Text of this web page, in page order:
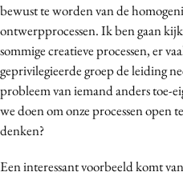
bewust te worden van de
ontwerpprocessen. Ik ben gaan
sommige creatieve processen, er
geprivilegieerde groep de leiding
probleem van iemand anders toe-
we doen om onze processen open
denken?
Een interessant voorbeeld komt